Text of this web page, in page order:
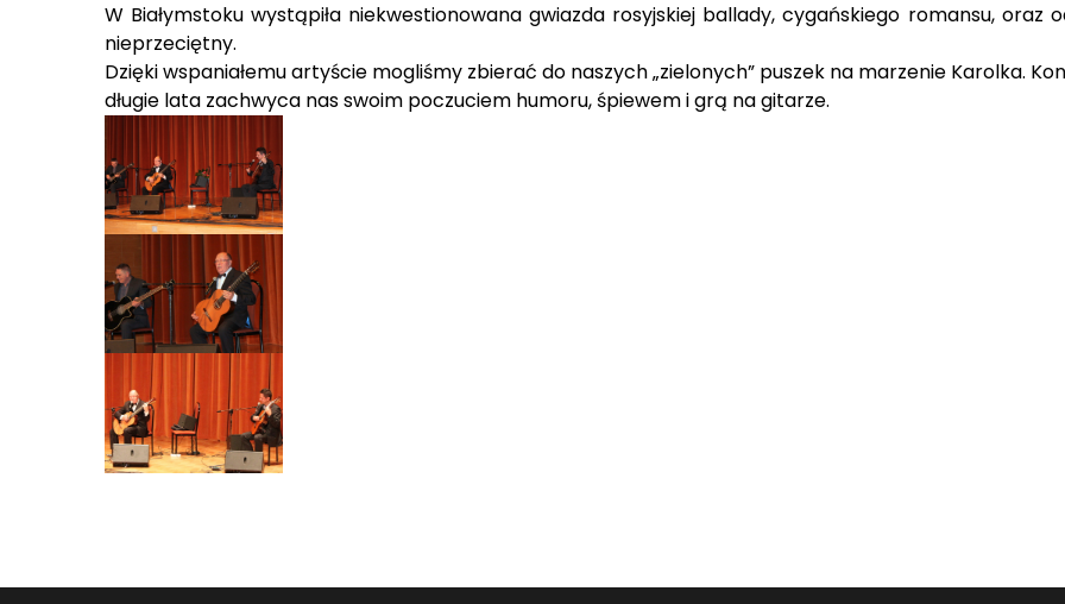
W Białymstoku wystąpiła niekwestionowana gwiazda rosyjskiej ballady, cygańskiego romansu, oraz
nieprzeciętny.
Dzięki wspaniałemu artyście mogliśmy zbierać do naszych „zielonych” puszek na marzenie Karolka.
długie lata zachwyca nas swoim poczuciem humoru, śpiewem i grą na gitarze.